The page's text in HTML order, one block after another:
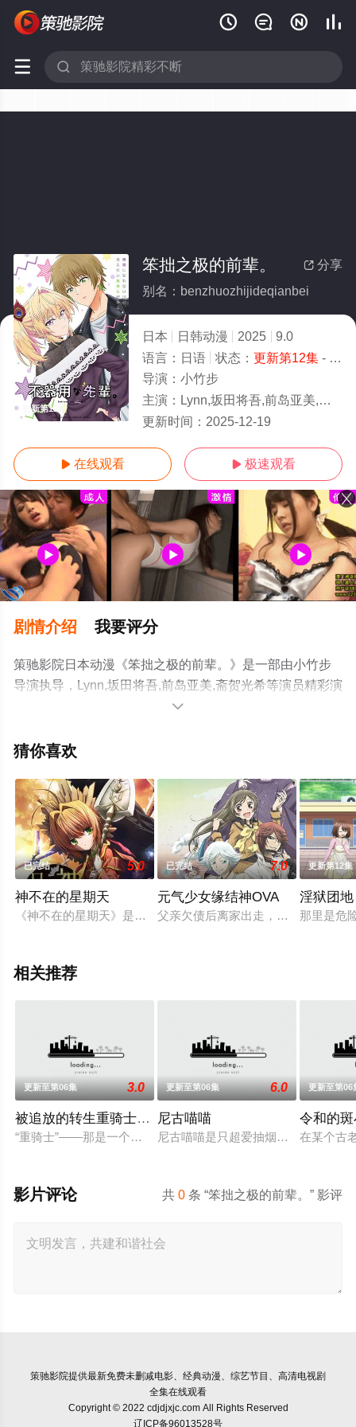
   
 
更新第12集
 分享
笨拙之极的前辈。
别名：benzhuozhijideqianbei
日本 日韩动漫 2025
9.0
语言： 日语 状态： 更新第12集- 免费在线观看
导演： 小竹步
主演： Lynn,坂田将吾,前岛亚美,斋贺光希
更新时间： 2025-12-19
 在线观看  极速观看
剧情介绍 我要评分
策驰影院日本动漫《笨拙之极的前辈。》是一部由小竹步
导演执导，Lynn,坂田将吾,前岛亚美,斋贺光希等演员精彩演
绎的日本动漫，手机免费观看高清无删减完整版动漫全集
猫或剧情网等平台了解。

猜你喜欢
已完结 5.0
神不在的星期天
《神不在的星期天》是日本小说家入江君人原作、茨乃负责插
已完结 7.0
元气少女缘结神OVA
父亲欠债后离家出走，女高中生桃园
更新第12集
淫狱团地
那里是危
相关推荐
更新至第06集 3.0
被追放的转生重骑士用游戏知识开无双
“重骑士”——那是一个以防御为主，吸引敌人攻击以保护队友的
更新至第06集 6.0
尼古喵喵
尼古喵喵是只超爱抽烟的废物兽人！
更新至第06
令和的
在某个古
共0 条 “笨拙之极的前辈。” 影评
影片评论
策驰影院提供最新免费未删减电影、经典动漫、综艺节目、高清电视剧
全集在线观看
Copyright © 2022 cdjdjxjc.com All Rights Reserved
辽ICP备96013528号